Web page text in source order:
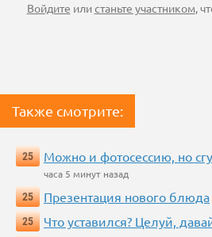
Войдите илистаньте участником,
Также смотрите:
25 Можно и фотосессию, но
часа 5 минут назад
25
Презентация нового блюда
25
Что уставился? Целуй,